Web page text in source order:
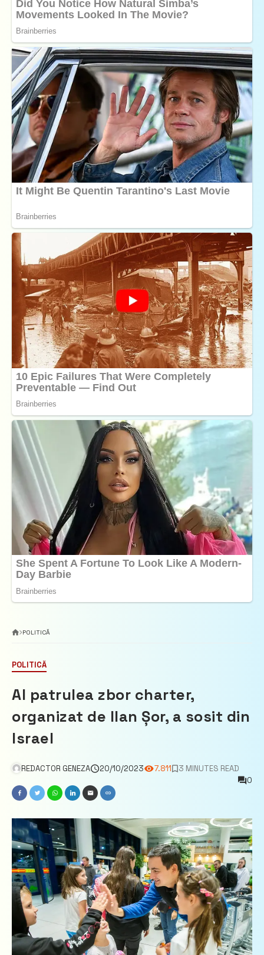
POLITICĂ
POLITICĂ
Al patrulea zbor charter,
organizat de Ilan Șor, a sosit din
Israel
REDACTOR GENEZA 20/10/2023 7.811
3 MINUTES READ
0